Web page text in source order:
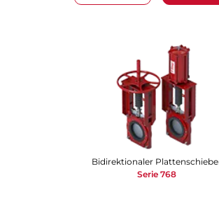
Bidirektionaler
Serie 768